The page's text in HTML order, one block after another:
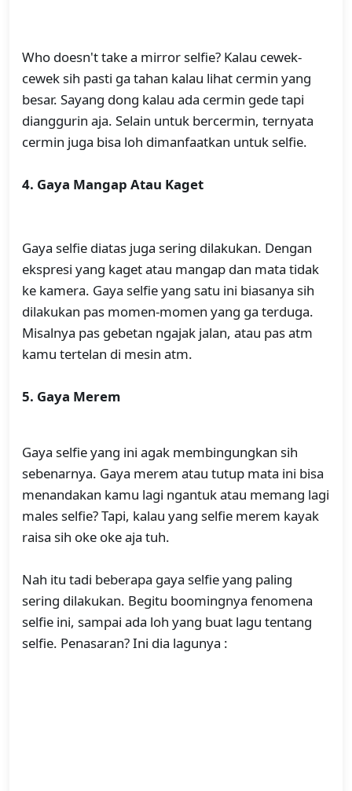
Who doesn't take a mirror selfie? Kalau cewek-
cewek sih pasti ga tahan kalau lihat cermin yang
besar. Sayang dong kalau ada cermin gede tapi
dianggurin aja. Selain untuk bercermin, ternyata
cermin juga bisa loh dimanfaatkan untuk selfie.
4. Gaya Mangap Atau Kaget
Gaya selfie diatas juga sering dilakukan. Dengan
ekspresi yang kaget atau mangap dan mata tidak
ke kamera. Gaya selfie yang satu ini biasanya sih
dilakukan pas momen-momen yang ga terduga.
Misalnya pas gebetan ngajak jalan, atau pas atm
kamu tertelan di mesin atm.
5. Gaya Merem
Gaya selfie yang ini agak membingungkan sih
sebenarnya. Gaya merem atau tutup mata ini bisa
menandakan kamu lagi ngantuk atau memang lagi
males selfie? Tapi, kalau yang selfie merem kayak
raisa sih oke oke aja tuh.
Nah itu tadi beberapa gaya selfie yang paling
sering dilakukan. Begitu boomingnya fenomena
selfie ini, sampai ada loh yang buat lagu tentang
selfie. Penasaran? Ini dia lagunya :